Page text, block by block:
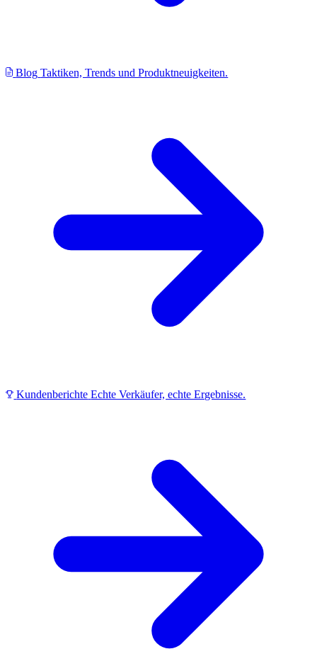
Blog Taktiken, Trends und Produktneuigkeiten.
Kundenberichte Echte Verkäufer, echte Ergebnisse.